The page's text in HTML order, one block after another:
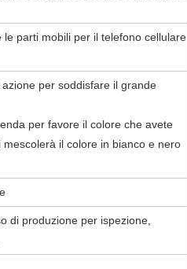
parti mobili per il telefono cellulare
per soddisfare il grande
per favore il colore che avete
il colore in bianco e nero
di produzione per ispezione,